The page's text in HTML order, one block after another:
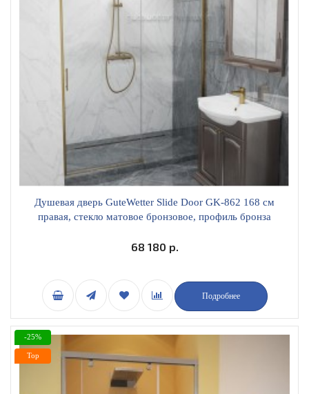
Душевая дверь GuteWetter Slide Door GK-862 168 см
правая, стекло матовое бронзовое, профиль бронза
68 180 р.
Подробнее
-25%
Top